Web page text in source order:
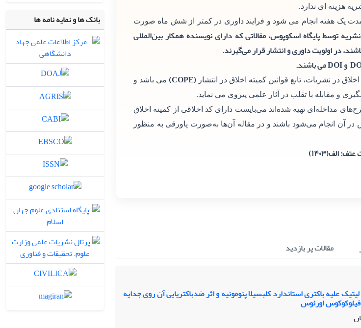
هزینه ای ندارد.
یک هفته انجام می شود و فرایند داوری در کمتر از شش ماه صورت
توسط پایگاه اسکوپوس، مقالاتی که دارای نویسنده همکار بین‌المللی
در اولویت داوری و انتشار قرار می‌گیرند.
در نشریات، تابع قوانین کمیته اخلاق در انتشار (COPE)
می باشد و
و مقابله با تقلب در آثار علمی پیروی می نماید.
مداخله‌ای تهیه شده‌اند می‌بایست دارای کد اخلاقی از کمیته اخلاق
آن انجام می‌شود باشند و در مقاله آن‌ها به‌صورت پاورقی به منظور
الف(۱۴۰۳)
مقالات پر بازدید
علیه باکتری استاندارد کلبسیلا پنومونیه و اثر ضدباکتریایی آن روی جدایه
اورئوس
بانک ها و نمایه نامه ها